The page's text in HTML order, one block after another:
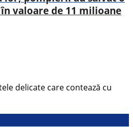
valoare de 11 milioane
delicate care contează cu